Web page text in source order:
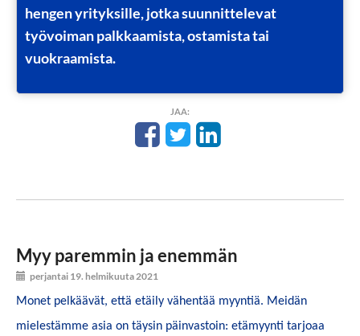
hengen yrityksille, jotka suunnittelevat
työvoiman palkkaamista, ostamista tai
vuokraamista.
JAA:
Myy paremmin ja enemmän
perjantai 19. helmikuuta 2021
Monet pelkäävät, että etäily vähentää myyntiä. Meidän
mielestämme asia on täysin päinvastoin: etämyynti tarjoaa